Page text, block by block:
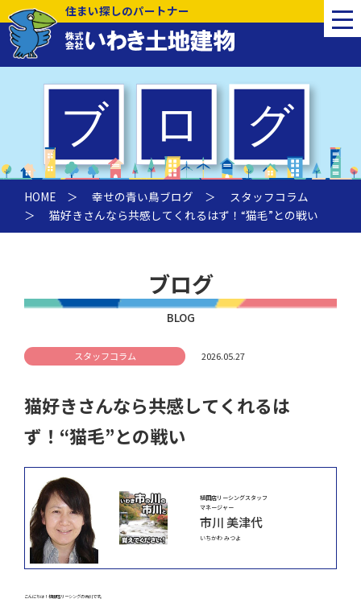
住まい探しのパートナー
HOME ＞ 幸せの青い鳥ブログ ＞ スタッフコラム
＞ 猫好きさんなら共感してくれるはず！“猫毛”との戦い
ブログ
BLOG
スタッフコラム 2026.05.27
猫好きさんなら共感してくれるは
ず！“猫毛”との戦い
植田店リーシングスタッフ
マネージャー
市川 美津代
いちかわ みつよ
こんにちは！植田店リーシングの市川です。